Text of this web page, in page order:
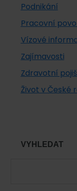
Podnikání
Pracovní
Vízové
Zajímavosti
Zdravotní
Život v České
VYHLEDAT